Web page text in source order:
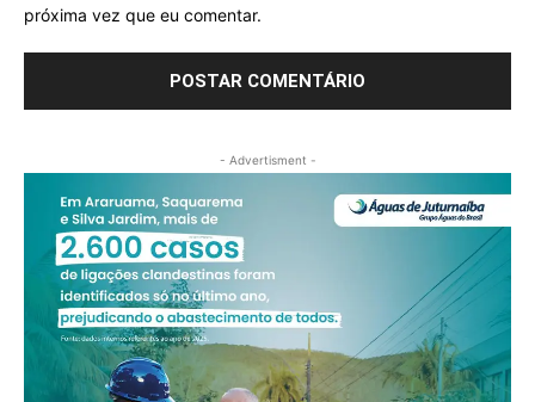
próxima vez que eu comentar.
- Advertisment -